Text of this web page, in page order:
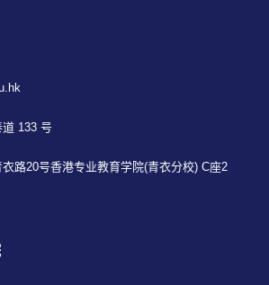
133 号
路20号香港专业教育学院(青衣分校) C座2